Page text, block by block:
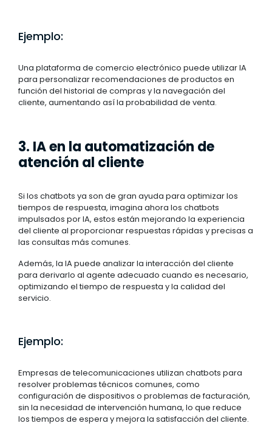
Ejemplo:
Una plataforma de comercio electrónico puede utilizar IA
para personalizar recomendaciones de productos en
función del historial de compras y la navegación del
cliente, aumentando así la probabilidad de venta.
3. IA en la automatización de
atención al cliente
Si los chatbots ya son de gran ayuda para optimizar los
tiempos de respuesta, imagina ahora los chatbots
impulsados por IA, estos están mejorando la experiencia
del cliente al proporcionar respuestas rápidas y precisas a
las consultas más comunes.
Además, la IA puede analizar la interacción del cliente
para derivarlo al agente adecuado cuando es necesario,
optimizando el tiempo de respuesta y la calidad del
servicio.
Ejemplo:
Empresas de telecomunicaciones utilizan chatbots para
resolver problemas técnicos comunes, como
configuración de dispositivos o problemas de facturación,
sin la necesidad de intervención humana, lo que reduce
los tiempos de espera y mejora la satisfacción del cliente.